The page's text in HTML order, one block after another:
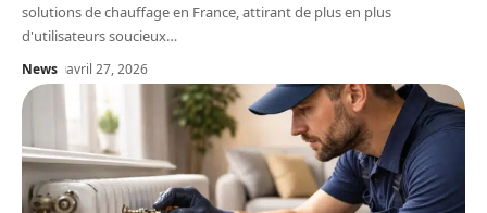
solutions de chauffage en France, attirant de plus en plus
d'utilisateurs soucieux…
News avril 27, 2026